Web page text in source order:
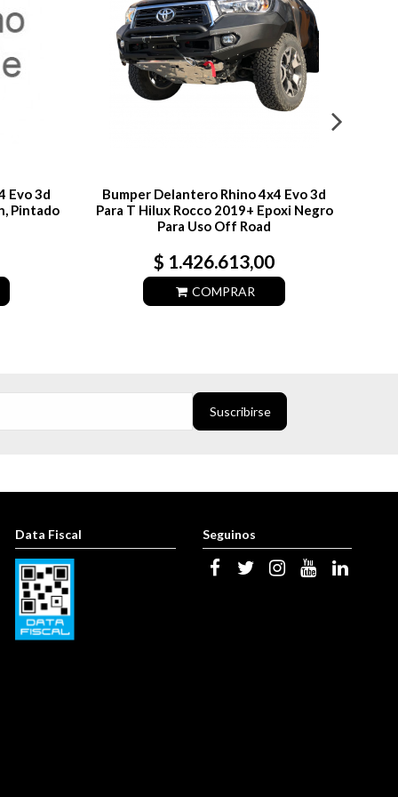
Evo 3d
Pintado
Bumper Delantero Rhino 4x4 Evo 3d
Para T Hilux Rocco 2019+ Epoxi Negro
Para Uso Off Road
$ 1.426.613,00
COMPRAR
Data Fiscal Seguinos